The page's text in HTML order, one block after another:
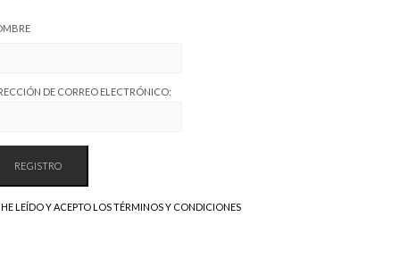
DE CORREO ELECTRÓNICO:
HE LEÍDO Y ACEPTO LOS TÉRMINOS Y CONDICIONES